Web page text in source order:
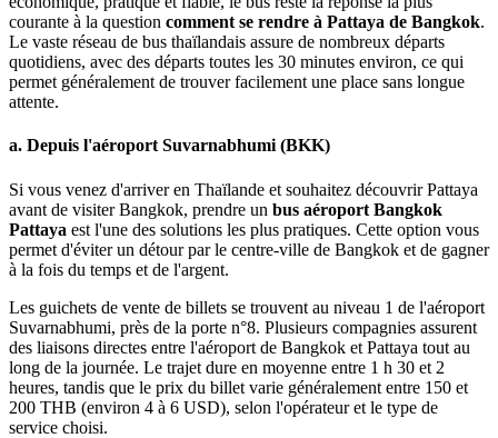
courante à la question comment se rendre à Pattaya de Bangkok.
Le vaste réseau de bus thaïlandais assure de nombreux départs
quotidiens, avec des départs toutes les 30 minutes environ, ce qui
permet généralement de trouver facilement une place sans longue
attente.
a. Depuis l'aéroport Suvarnabhumi (BKK)
Si vous venez d'arriver en Thaïlande et souhaitez découvrir Pattaya
avant de visiter Bangkok, prendre un bus aéroport Bangkok
Pattaya est l'une des solutions les plus pratiques. Cette option vous
permet d'éviter un détour par le centre-ville de Bangkok et de gagner
à la fois du temps et de l'argent.
Les guichets de vente de billets se trouvent au niveau 1 de l'aéroport
Suvarnabhumi, près de la porte n°8. Plusieurs compagnies assurent
des liaisons directes entre l'aéroport de Bangkok et Pattaya tout au
long de la journée. Le trajet dure en moyenne entre 1 h 30 et 2
heures, tandis que le prix du billet varie généralement entre 150 et
200 THB (environ 4 à 6 USD), selon l'opérateur et le type de
service choisi.